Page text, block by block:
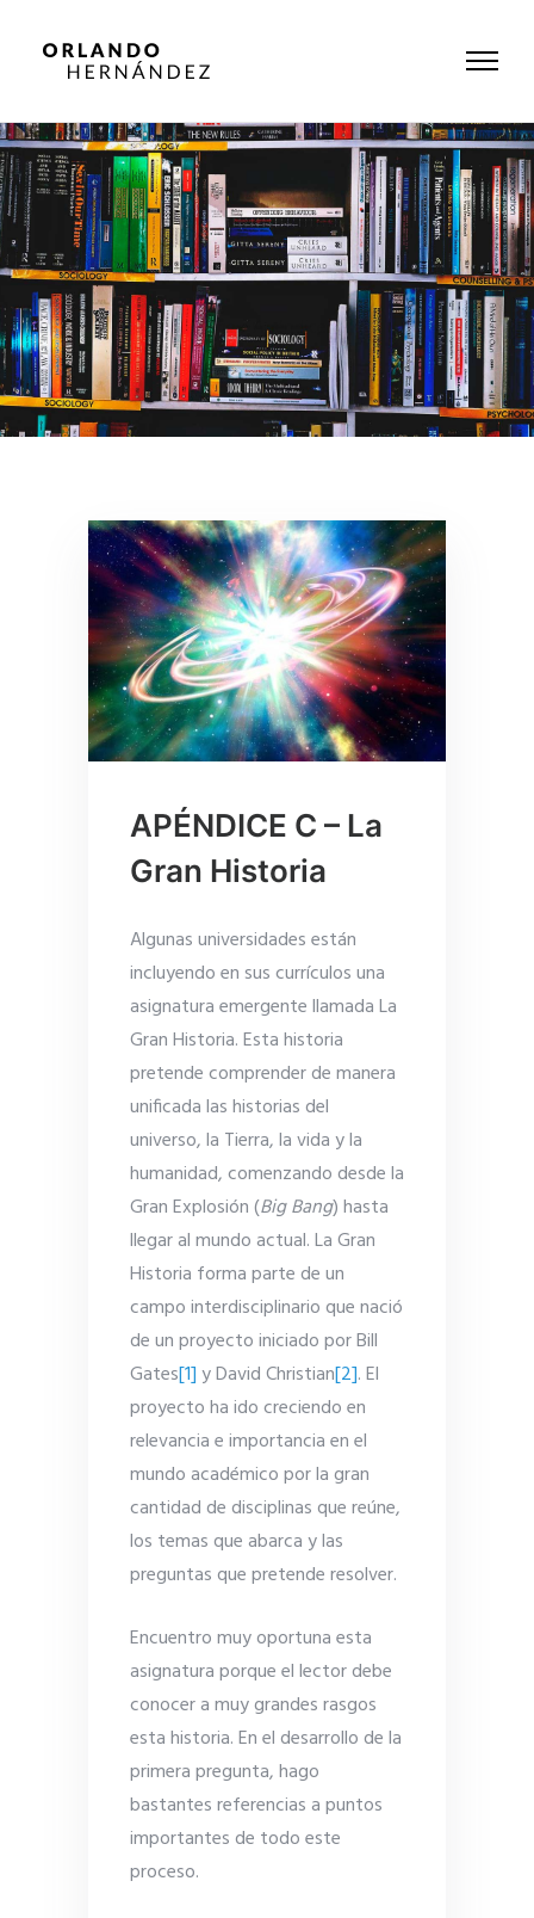
Category
Apéndice C
Home/ Apéndice C
APÉNDICE C – La
Gran Historia
Algunas universidades están
incluyendo en sus currículos una
asignatura emergente llamada La
Gran Historia. Esta historia
pretende comprender de manera
unificada las historias del
universo, la Tierra, la vida y la
humanidad, comenzando desde la
Gran Explosión (Big Bang) hasta
llegar al mundo actual. La Gran
Historia forma parte de un
campo interdisciplinario que nació
de un proyecto iniciado por Bill
Gates[1]y David Christian[2]. El
proyecto ha ido creciendo en
relevancia e importancia en el
mundo académico por la gran
cantidad de disciplinas que reúne,
los temas que abarca y las
preguntas que pretende resolver.
Encuentro muy oportuna esta
asignatura porque el lector debe
conocer a muy grandes rasgos
esta historia. En el desarrollo de la
primera pregunta, hago
bastantes referencias a puntos
importantes de todo este
proceso.